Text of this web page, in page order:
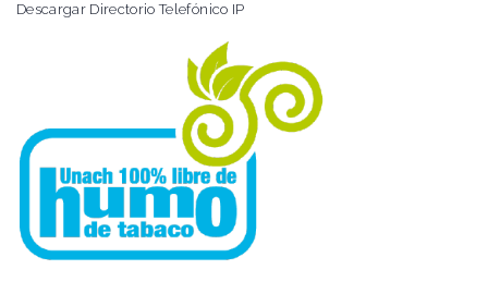
Descargar Directorio Telefónico IP